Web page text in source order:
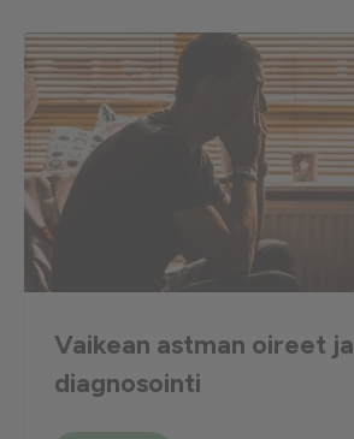
Vaikean astman oireet ja
diagnosointi